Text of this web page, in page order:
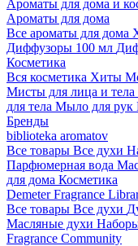
Ароматы для дома и
Ароматы для дома
Все ароматы для дома
Диффузоры 100 мл
Косметика
Вся косметика Хиты
Мисты для лица и тела
для тела Мыло для рук
Бренды
biblioteka aromatov
Все товары Все духи
Парфюмерная вода
для дома Косметика
Demeter Fragrance
Все товары Все духи
Масляные духи
Fragrance Community